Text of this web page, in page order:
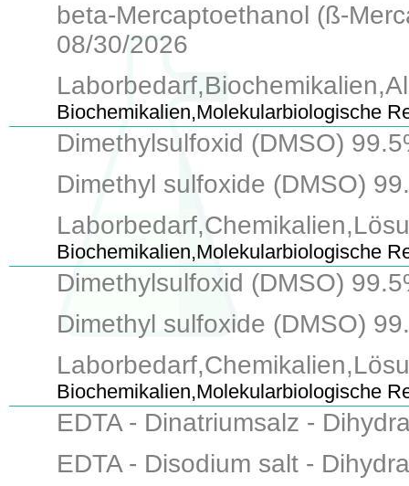
beta-Mercaptoethanol (ß-
08/30/2026
Biochemikalien,Molekularbiologische
Dimethylsulfoxid (DMSO)
Dimethyl sulfoxide (DMSO)
Biochemikalien,Molekularbiologische
Dimethylsulfoxid (DMSO)
Dimethyl sulfoxide (DMSO)
Biochemikalien,Molekularbiologische
EDTA - Dinatriumsalz -
EDTA - Disodium salt -